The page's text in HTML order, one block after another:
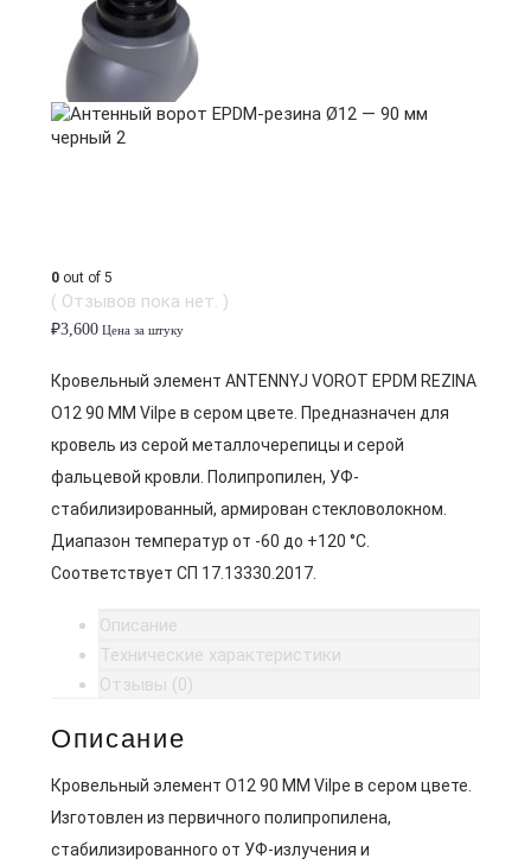
0 out of 5
( Отзывов пока нет. )
₽3,600 Цена за штуку
Кровельный элемент ANTENNYJ VOROT EPDM REZINA
O12 90 MM Vilpe в сером цвете. Предназначен для
кровель из серой металлочерепицы и серой
фальцевой кровли. Полипропилен, УФ-
стабилизированный, армирован стекловолокном.
Диапазон температур от -60 до +120 °C.
Соответствует СП 17.13330.2017.
Описание
Технические характеристики
Отзывы (0)
Описание
Кровельный элемент O12 90 MM Vilpe в сером цвете.
Изготовлен из первичного полипропилена,
стабилизированного от УФ-излучения и